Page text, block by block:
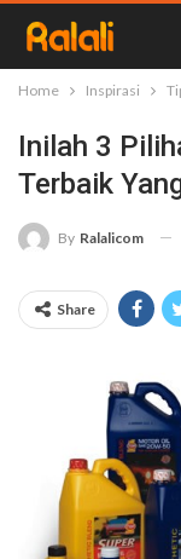
Home Inspirasi
Inilah 3
Terbaik
By Ralalicom
Share